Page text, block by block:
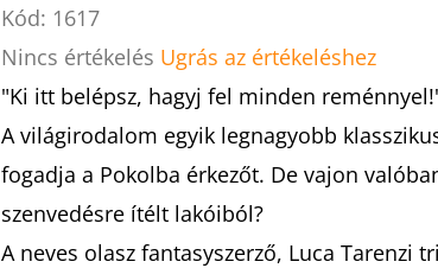
Kód: 1617
A
termék
átlagos
értékelése
5-
ből
Nincs értékelés Ugrás az értékeléshez
"Ki itt belépsz, hagyj fel minden
A világirodalom egyik legnagyobb
fogadja a Pokolba érkezőt. De vajon
szenvedésre ítélt lakóiból?
A neves olasz fantasyszerző, Luca Tarenzi